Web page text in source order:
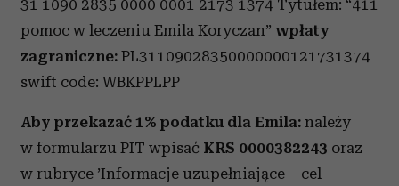
31 1090 2835 0000 0001 2173 1374 Tytułem: “411
pomoc w leczeniu Emila Koryczan” wpłaty
zagraniczne: PL31109028350000000121731374
swift code: WBKPPLPP
Aby przekazać 1% podatku dla Emila: należy
w formularzu PIT wpisać KRS 0000382243 oraz
w rubryce ’Informacje uzupełniające – cel